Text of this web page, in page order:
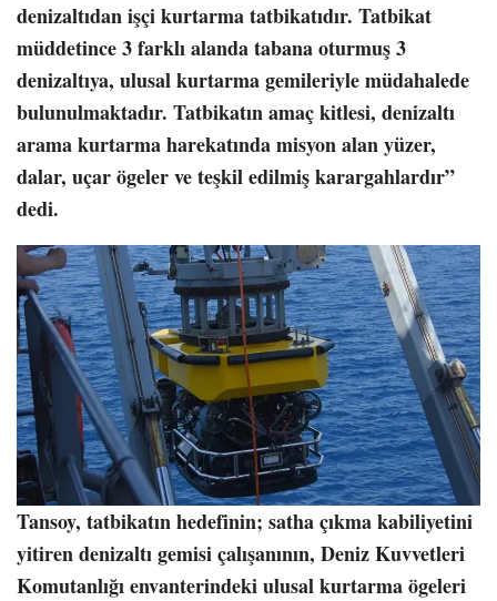
denizaltıdan işçi kurtarma tatbikatıdır. Tatbikat
müddetince 3 farklı alanda tabana oturmuş 3
denizaltıya, ulusal kurtarma gemileriyle müdahalede
bulunulmaktadır. Tatbikatın amaç kitlesi, denizaltı
arama kurtarma harekatında misyon alan yüzer,
dalar, uçar ögeler ve teşkil edilmiş karargahlardır”
dedi.
Tansoy, tatbikatın hedefinin; satha çıkma kabiliyetini
yitiren denizaltı gemisi çalışanının, Deniz Kuvvetleri
Komutanlığı envanterindeki ulusal kurtarma ögeleri